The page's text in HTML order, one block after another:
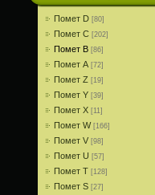
Помет D [80]
Помет С [202]
Помет В [86]
Помет A [72]
Помет Z [19]
Помет Y [39]
Помет X [11]
Помет W [166]
Помет V [98]
Помет U [57]
Помет T [128]
Помет S [27]